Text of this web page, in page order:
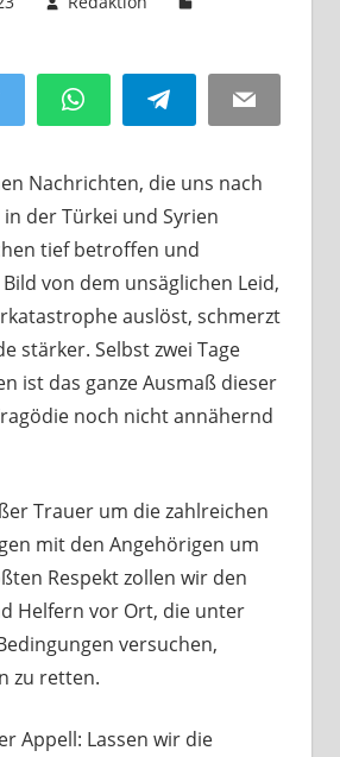
WhatsAppTelegram Email
Nachrichten, die uns nach
der Türkei und Syrien
tief betroffen und
von dem unsäglichen Leid,
auslöst, schmerzt
stärker. Selbst zwei Tage
ist das ganze Ausmaß dieser
noch nicht annähernd
Trauer um die zahlreichen
mit den Angehörigen um
Respekt zollen wir den
Helfern vor Ort, die unter
versuchen,
zu retten.
Appell: Lassen wir die